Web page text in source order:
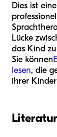
Dies ist
Lücke
das Kind
Sie können
lesen, die
ihrer